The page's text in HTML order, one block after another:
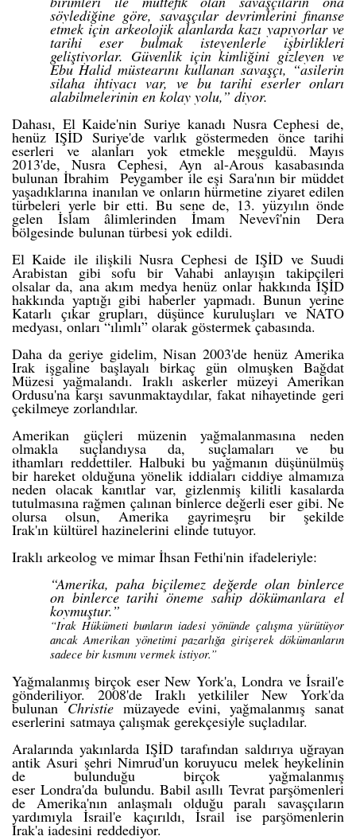
söylediğine göre, savaşçılar devrimlerini finanse
etmek için arkeolojik alanlarda kazı yapıyorlar ve
tarihi eser bulmak isteyenlerle işbirlikleri
geliştiyorlar. Güvenlik için kimliğini gizleyen ve
Ebu Halid müstearını kullanan savaşçı, “asilerin
silaha ihtiyacı var, ve bu tarihi eserler onları
alabilmelerinin en kolay yolu,” diyor.
Dahası, El Kaide'nin Suriye kanadı Nusra Cephesi de,
henüz IŞİD Suriye'de varlık göstermeden önce tarihi
eserleri ve alanları yok etmekle meşguldü. Mayıs
2013'de, Nusra Cephesi, Ayn al-Arous kasabasında
bulunan İbrahim Peygamber ile eşi Sara'nın bir müddet
yaşadıklarına inanılan ve onların hürmetine ziyaret edilen
türbeleri yerle bir etti. Bu sene de, 13. yüzyılın önde
gelen İslam âlimlerinden İmam Nevevî'nin Dera
bölgesinde bulunan türbesi yok edildi.
El Kaide ile ilişkili Nusra Cephesi de IŞİD ve Suudi
Arabistan gibi sofu bir Vahabi anlayışın takipçileri
olsalar da, ana akım medya henüz onlar hakkında IŞİD
hakkında yaptığı gibi haberler yapmadı. Bunun yerine
Katarlı çıkar grupları, düşünce kuruluşları ve NATO
medyası, onları “ılımlı” olarak göstermek çabasında.
Daha da geriye gidelim, Nisan 2003'de henüz Amerika
Irak işgaline başlayalı birkaç gün olmuşken Bağdat
Müzesi yağmalandı. Iraklı askerler müzeyi Amerikan
Ordusu'na karşı savunmaktaydılar, fakat nihayetinde geri
çekilmeye zorlandılar.
Amerikan güçleri müzenin yağmalanmasına neden
olmakla suçlandıysa da, suçlamaları ve bu
ithamları reddettiler. Halbuki bu yağmanın düşünülmüş
bir hareket olduğuna yönelik iddiaları ciddiye almamıza
neden olacak kanıtlar var, gizlenmiş kilitli kasalarda
tutulmasına rağmen çalınan binlerce değerli eser gibi. Ne
olursa olsun, Amerika gayrimeşru bir şekilde
Irak'ın kültürel hazinelerini elinde tutuyor.
Iraklı arkeolog ve mimar İhsan Fethi'nin ifadeleriyle:
“Amerika, paha biçilemez değerde olan binlerce
on binlerce tarihi öneme sahip dökümanlara el
koymuştur.”
“Irak Hükümeti bunların iadesi yönünde çalışma yürütüyor
ancak Amerikan yönetimi pazarlığa girişerek dökümanların
sadece bir kısmını vermek istiyor.”
Yağmalanmış birçok eser New York'a, Londra ve İsrail'e
gönderiliyor. 2008'de Iraklı yetkililer New York'da
bulunanChristie müzayede evini, yağmalanmış sanat
eserlerini satmaya çalışmak gerekçesiyle suçladılar.
Aralarında yakınlarda IŞİD tarafından saldırıya uğrayan
antik Asuri şehri Nimrud'un koruyucu melek heykelinin
de bulunduğu birçok yağmalanmış
eserLondra'da bulundu. Babil asıllı Tevrat parşömenleri
de Amerika'nın anlaşmalı olduğu paralı savaşçıların
yardımıylaİsrail'e kaçırıldı, İsrail ise parşömenlerin
Irak'a iadesini reddediyor.